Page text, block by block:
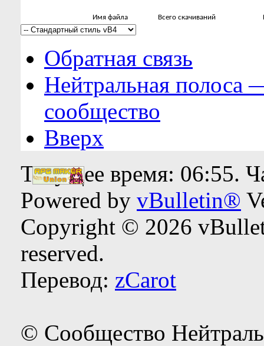
Имя файла Всего скачиваний
Обратная связь
Нейтральная полоса
сообщество
Вверх
Текущее время: 06:55.
Powered by vBulletin®
Copyright © 2026
reserved.
Перевод: zCarot
© Сообщество